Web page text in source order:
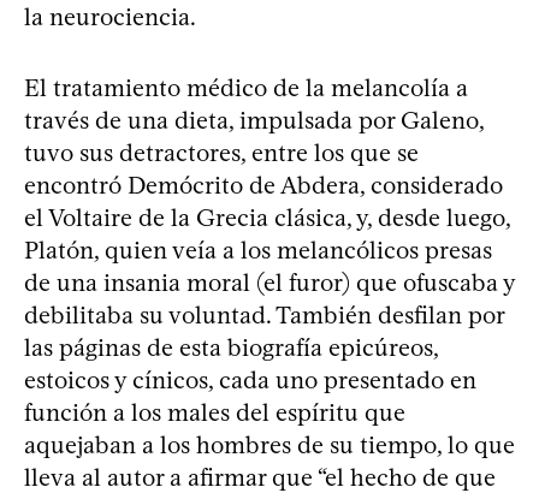
la neurociencia.
El tratamiento médico de la melancolía a
través de una dieta, impulsada por Galeno,
tuvo sus detractores, entre los que se
encontró Demócrito de Abdera, considerado
el Voltaire de la Grecia clásica, y, desde luego,
Platón, quien veía a los melancólicos presas
de una insania moral (el furor) que ofuscaba y
debilitaba su voluntad. También desfilan por
las páginas de esta biografía epicúreos,
estoicos y cínicos, cada uno presentado en
función a los males del espíritu que
aquejaban a los hombres de su tiempo, lo que
lleva al autor a afirmar que “el hecho de que